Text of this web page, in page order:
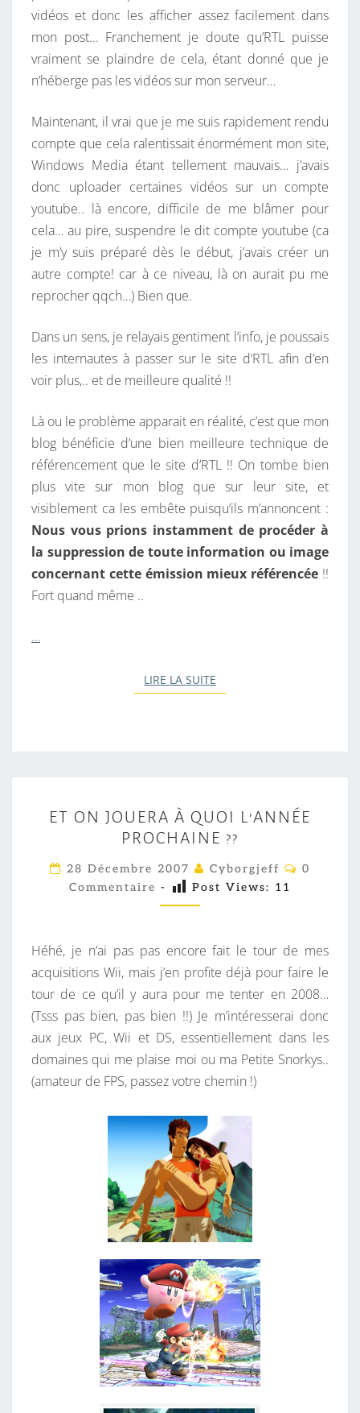
vidéos et donc les afficher assez facilement dans
mon post… Franchement je doute qu’RTL puisse
vraiment se plaindre de cela, étant donné que je
n’héberge pas les vidéos sur mon serveur…
Maintenant, il vrai que je me suis rapidement rendu
compte que cela ralentissait énormément mon site,
Windows Media étant tellement mauvais… j’avais
donc uploader certaines vidéos sur un compte
youtube.. là encore, difficile de me blâmer pour
cela… au pire, suspendre le dit compte youtube (ca
je m’y suis préparé dès le début, j’avais créer un
autre compte! car à ce niveau, là on aurait pu me
reprocher qqch…) Bien que.
Dans un sens, je relayais gentiment l’info, je poussais
les internautes à passer sur le site d’RTL afin d’en
voir plus,.. et de meilleure qualité !!
Là ou le problème apparait en réalité, c’est que mon
blog bénéficie d’une bien meilleure technique de
référencement que le site d’RTL !! On tombe bien
plus vite sur mon blog que sur leur site, et
visiblement ca les embête puisqu’ils m’annoncent :
Nous vous prions instamment de procéder à
la suppression de toute information ou image
concernant cette émission mieux référencée !!
Fort quand même ..
…
LIRE LA SUITE
T
O
N
J
O
E
R
A
À
Q
U
O
L
’
A
N
N
É
E
P
R
O
C
H
A
ET ON JOUERA À QUOI L’ANNÉE
PROCHAINE ??
28 Décembre 2007 Cyborgjeff
C
I
R
E
0
Commentaire - Post Views: 11
Héhé, je n’ai pas pas encore fait le tour de mes
acquisitions Wii, mais j’en profite déjà pour faire le
tour de ce qu’il y aura pour me tenter en 2008…
(Tsss pas bien, pas bien !!) Je m’intéresserai donc
aux jeux PC, Wii et DS, essentiellement dans les
domaines qui me plaise moi ou ma Petite Snorkys..
(amateur de FPS, passez votre chemin !)